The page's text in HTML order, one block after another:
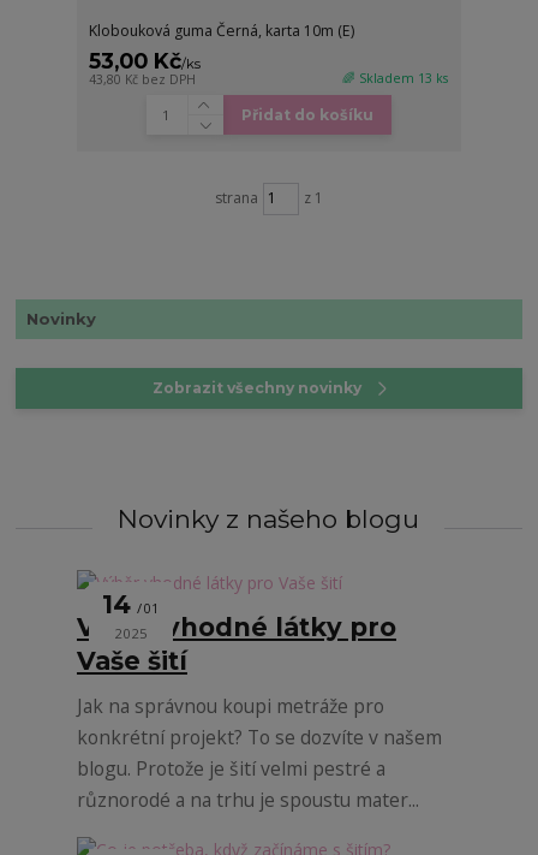
Novinky
Zobrazit všechny novinky
Klobouková guma Černá, karta 10m (E)
53,00 Kč/ks
43,80 Kč bez DPH 🌈 Skladem 13 ks
Přidat do košíku
strana z 1
Novinky z našeho blogu
14 01
2025
Výběr vhodné látky pro
Vaše šití
Jak na správnou koupi metráže pro
konkrétní projekt? To se dozvíte v našem
blogu. Protože je šití velmi pestré a
různorodé a na trhu je spoustu mater...